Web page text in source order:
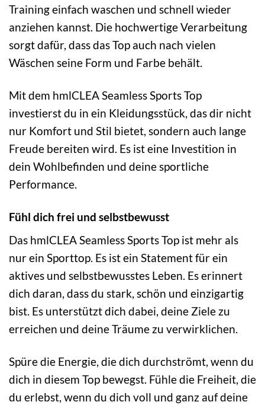
Training einfach waschen und schnell wieder
anziehen kannst. Die hochwertige Verarbeitung
sorgt dafür, dass das Top auch nach vielen
Wäschen seine Form und Farbe behält.
Mit dem hmlCLEA Seamless Sports Top
investierst du in ein Kleidungsstück, das dir nicht
nur Komfort und Stil bietet, sondern auch lange
Freude bereiten wird. Es ist eine Investition in
dein Wohlbefinden und deine sportliche
Performance.
Fühl dich frei und selbstbewusst
Das hmlCLEA Seamless Sports Top ist mehr als
nur ein Sporttop. Es ist ein Statement für ein
aktives und selbstbewusstes Leben. Es erinnert
dich daran, dass du stark, schön und einzigartig
bist. Es unterstützt dich dabei, deine Ziele zu
erreichen und deine Träume zu verwirklichen.
Spüre die Energie, die dich durchströmt, wenn du
dich in diesem Top bewegst. Fühle die Freiheit, die
du erlebst, wenn du dich voll und ganz auf deine